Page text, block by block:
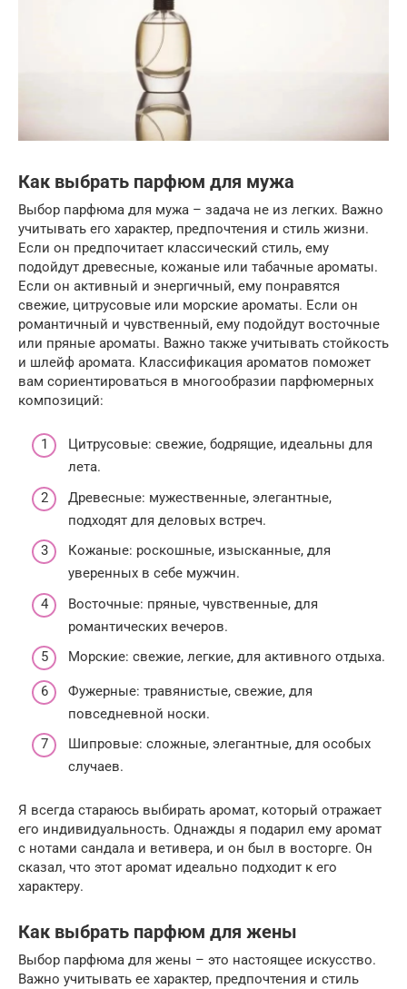
Как выбрать парфюм для мужа
Выбор парфюма для мужа – задача не из легких. Важно
учитывать его характер, предпочтения и стиль жизни.
Если он предпочитает классический стиль, ему
подойдут древесные, кожаные или табачные ароматы.
Если он активный и энергичный, ему понравятся
свежие, цитрусовые или морские ароматы. Если он
романтичный и чувственный, ему подойдут восточные
или пряные ароматы. Важно также учитывать стойкость
и шлейф аромата. Классификация ароматов поможет
вам сориентироваться в многообразии парфюмерных
композиций:
Цитрусовые: свежие, бодрящие, идеальны для
лета.
Древесные: мужественные, элегантные,
подходят для деловых встреч.
Кожаные: роскошные, изысканные, для
уверенных в себе мужчин.
Восточные: пряные, чувственные, для
романтических вечеров.
Морские: свежие, легкие, для активного отдыха.
Фужерные: травянистые, свежие, для
повседневной носки.
Шипровые: сложные, элегантные, для особых
случаев.
Я всегда стараюсь выбирать аромат, который отражает
его индивидуальность. Однажды я подарил ему аромат
с нотами сандала и ветивера, и он был в восторге. Он
сказал, что этот аромат идеально подходит к его
характеру.
Как выбрать парфюм для жены
Выбор парфюма для жены – это настоящее искусство.
Важно учитывать ее характер, предпочтения и стиль